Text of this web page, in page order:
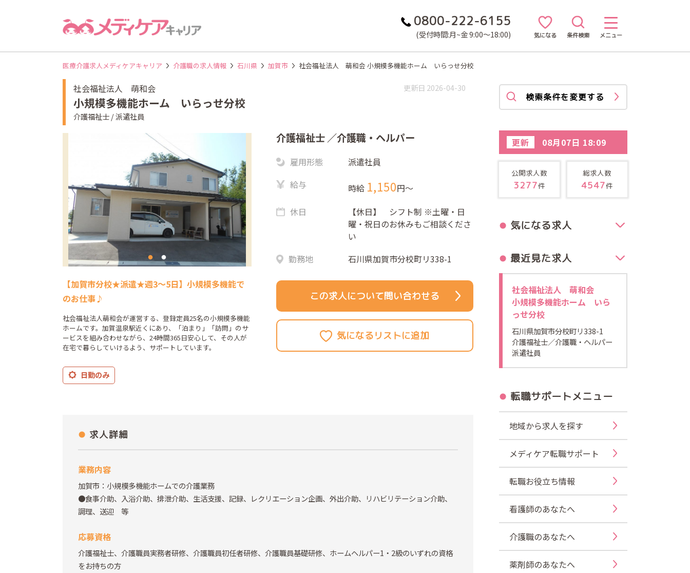
0800-222-6155
(受付時間:月~金 9:00～18:00) 気になる 条件検索 メニュー
医療介護求人メディケアキャリア 介護職の求人情報 石川県 加賀市 社会福祉法人 萌和会 小規模多機能ホーム いらっせ分校
社会福祉法人 萌和会
小規模多機能ホーム いらっせ分校
介護福祉士 / 派遣社員
更新日 2026-04-30
【加賀市分校★派遣★週3～5日】小規模多機能で
のお仕事♪
社会福祉法人萌和会が運営する、登録定員25名の小規模多機能
ホームです。加賀温泉駅近くにあり、「泊まり」「訪問」のサ
ービスを組み合わせながら、24時間365日安心して、その人が
在宅で暮らしていけるよう、サポートしています。
日勤のみ
介護福祉士 ／介護職・ヘルパー
雇用形態
派遣社員
給与
時給 1,150円〜
休日
【休日】 シフト制 ※土曜・日
曜・祝日のお休みもご相談くださ
い
勤務地
石川県加賀市分校町リ338-1
この求人について問い合わせる
求人詳細
業務内容
加賀市：小規模多機能ホームでの介護業務
●食事介助、入浴介助、排泄介助、生活支援、記録、レクリエーション企画、外出介助、リハビリテーション介助、
調理、送迎 等
応募資格
介護福祉士、介護職員実務者研修、介護職員初任者研修、介護職員基礎研修、ホームヘルパー1・2級のいずれの資格
をお持ちの方
検索条件を変更する
更新 08月07日 18:09
公開求人数
3277件
総求人数
4547件
気になる求人
最近見た求人
社会福祉法人 萌和会
小規模多機能ホーム いら
っせ分校
石川県加賀市分校町リ338-1
介護福祉士／介護職・ヘルパー
派遣社員
転職サポートメニュー
地域から求人を探す
メディケア転職サポート
転職お役立ち情報
看護師のあなたへ
介護職のあなたへ
薬剤師のあなたへ